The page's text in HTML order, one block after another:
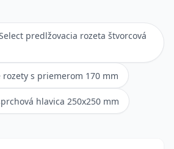
predlžovacia rozeta štvorcová
s priemerom 170 mm
hlavica 250x250 mm